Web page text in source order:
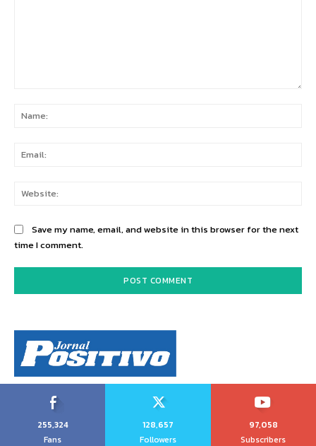
Save my name, email, and website in this browser for the next
time I comment.
255,324
Fans
128,657
Followers
97,058
Subscribers